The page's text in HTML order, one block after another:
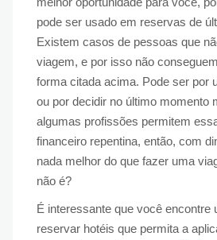
pode ser usado em reservas de
Existem casos de pessoas que
viagem, e por isso não
forma citada acima. Pode ser por
ou por decidir no último momento
algumas profissões permitem
financeiro repentina, então, com
nada melhor do que fazer uma
não é?
É interessante que você encontre
reservar hotéis que permita a